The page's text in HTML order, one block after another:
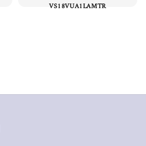
VS18VUA1LAMTR